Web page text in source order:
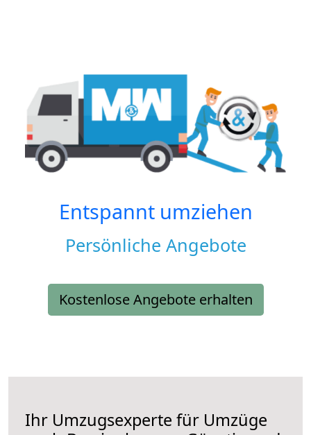
Entspannt umziehen
Persönliche Angebote
Kostenlose Angebote erhalten
Ihr Umzugsexperte für Umzüge